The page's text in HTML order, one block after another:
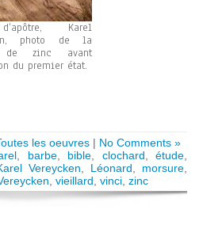
Karel
photo de la
de zinc avant
du premier état.
les oeuvres | No Comments »
barbe, bible clochard ,étude
Vereycken Léonard morsure
vieillard vinci zinc